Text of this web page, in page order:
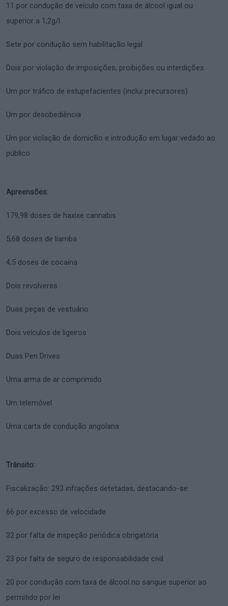
11 por condução de veículo com taxa de álcool igual ou
superior a 1,2g/l
Sete por condução sem habilitação legal
Dois por violação de imposições, proibições ou interdições
Um por tráfico de estupefacientes (inclui precursores)
Um por desobediência
Um por violação de domicílio e introdução em lugar vedado ao
público
Apreensões:
179,98 doses de haxixe cannabis
5,68 doses de liamba
4,5 doses de cocaína
Dois revolveres
Duas peças de vestuário
Dois veículos de ligeiros
Duas Pen Drives
Uma arma de ar comprimido
Um telemóvel
Uma carta de condução angolana
Trânsito:
Fiscalização: 293 infrações detetadas, destacando-se:
66 por excesso de velocidade
32 por falta de inspeção periódica obrigatória
23 por falta de seguro de responsabilidade civil
20 por condução com taxa de álcool no sangue superior ao
permitido por lei